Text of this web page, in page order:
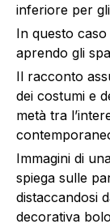
inferiore per
In questo
aprendo gli
Il racconto
dei costumi e
metà tra
Immagini di
spiega sulle
distaccandosi
decorativa